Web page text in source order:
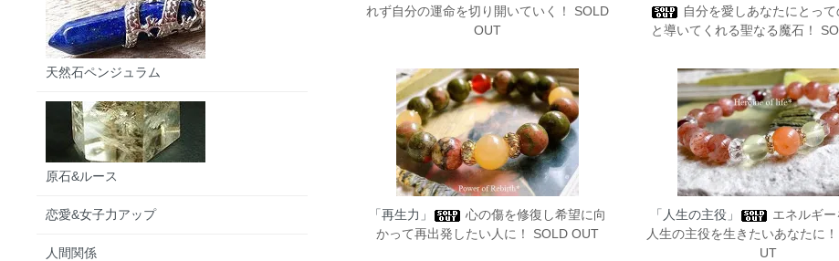
れず自分の運命を切り開いていく！ SOLD
OUT
自分を愛しあなたにとっ
と導いてくれる聖なる魔石！
「再生力」
心の傷を修復し希望に向
かって再出発したい人に！ SOLD OUT
「人生の主役」
エネルギー
人生の主役を生きたいあなたに
UT
天然石ペンジュラム
原石&ルース
恋愛&女子力アップ
人間関係